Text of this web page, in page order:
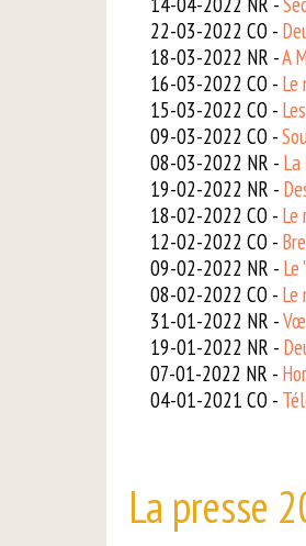
22-03-2022 CO -
18-03-2022 NR -A
16-03-2022 CO - Le
15-03-2022 CO -
09-03-2022 CO -
08-03-2022 NR -
19-02-2022 NR -
18-02-2022 CO - Le
12-02-2022 CO -
09-02-2022 NR - Le
08-02-2022 CO - Le
31-01-2022 NR -
19-01-2022 NR -
07-01-2022 NR -
04-01-2021 CO -
La presse